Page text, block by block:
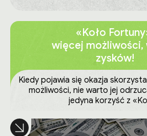
«Koło
więcej możliwości,
zysków!
Kiedy pojawia się okazja
możliwości, nie warto jej
jedyna korzyść z